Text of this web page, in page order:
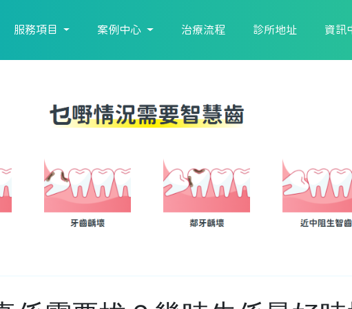
服務項目 案例中心 治療流程 診所地址 資訊